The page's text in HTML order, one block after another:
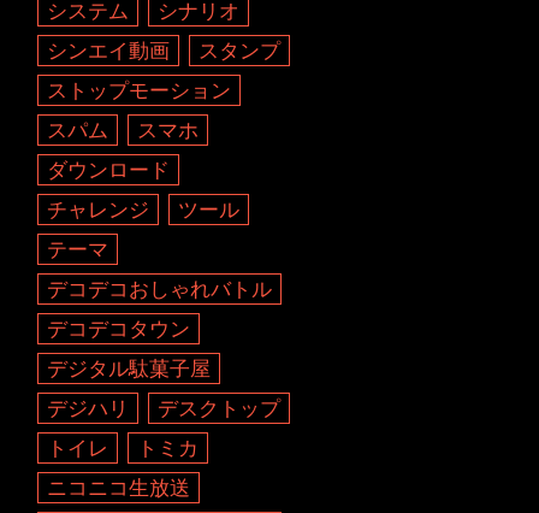
システム
シナリオ
シンエイ動画
スタンプ
ストップモーション
スパム
スマホ
ダウンロード
チャレンジ
ツール
テーマ
デコデコおしゃれバトル
デコデコタウン
デジタル駄菓子屋
デジハリ
デスクトップ
トイレ
トミカ
ニコニコ生放送